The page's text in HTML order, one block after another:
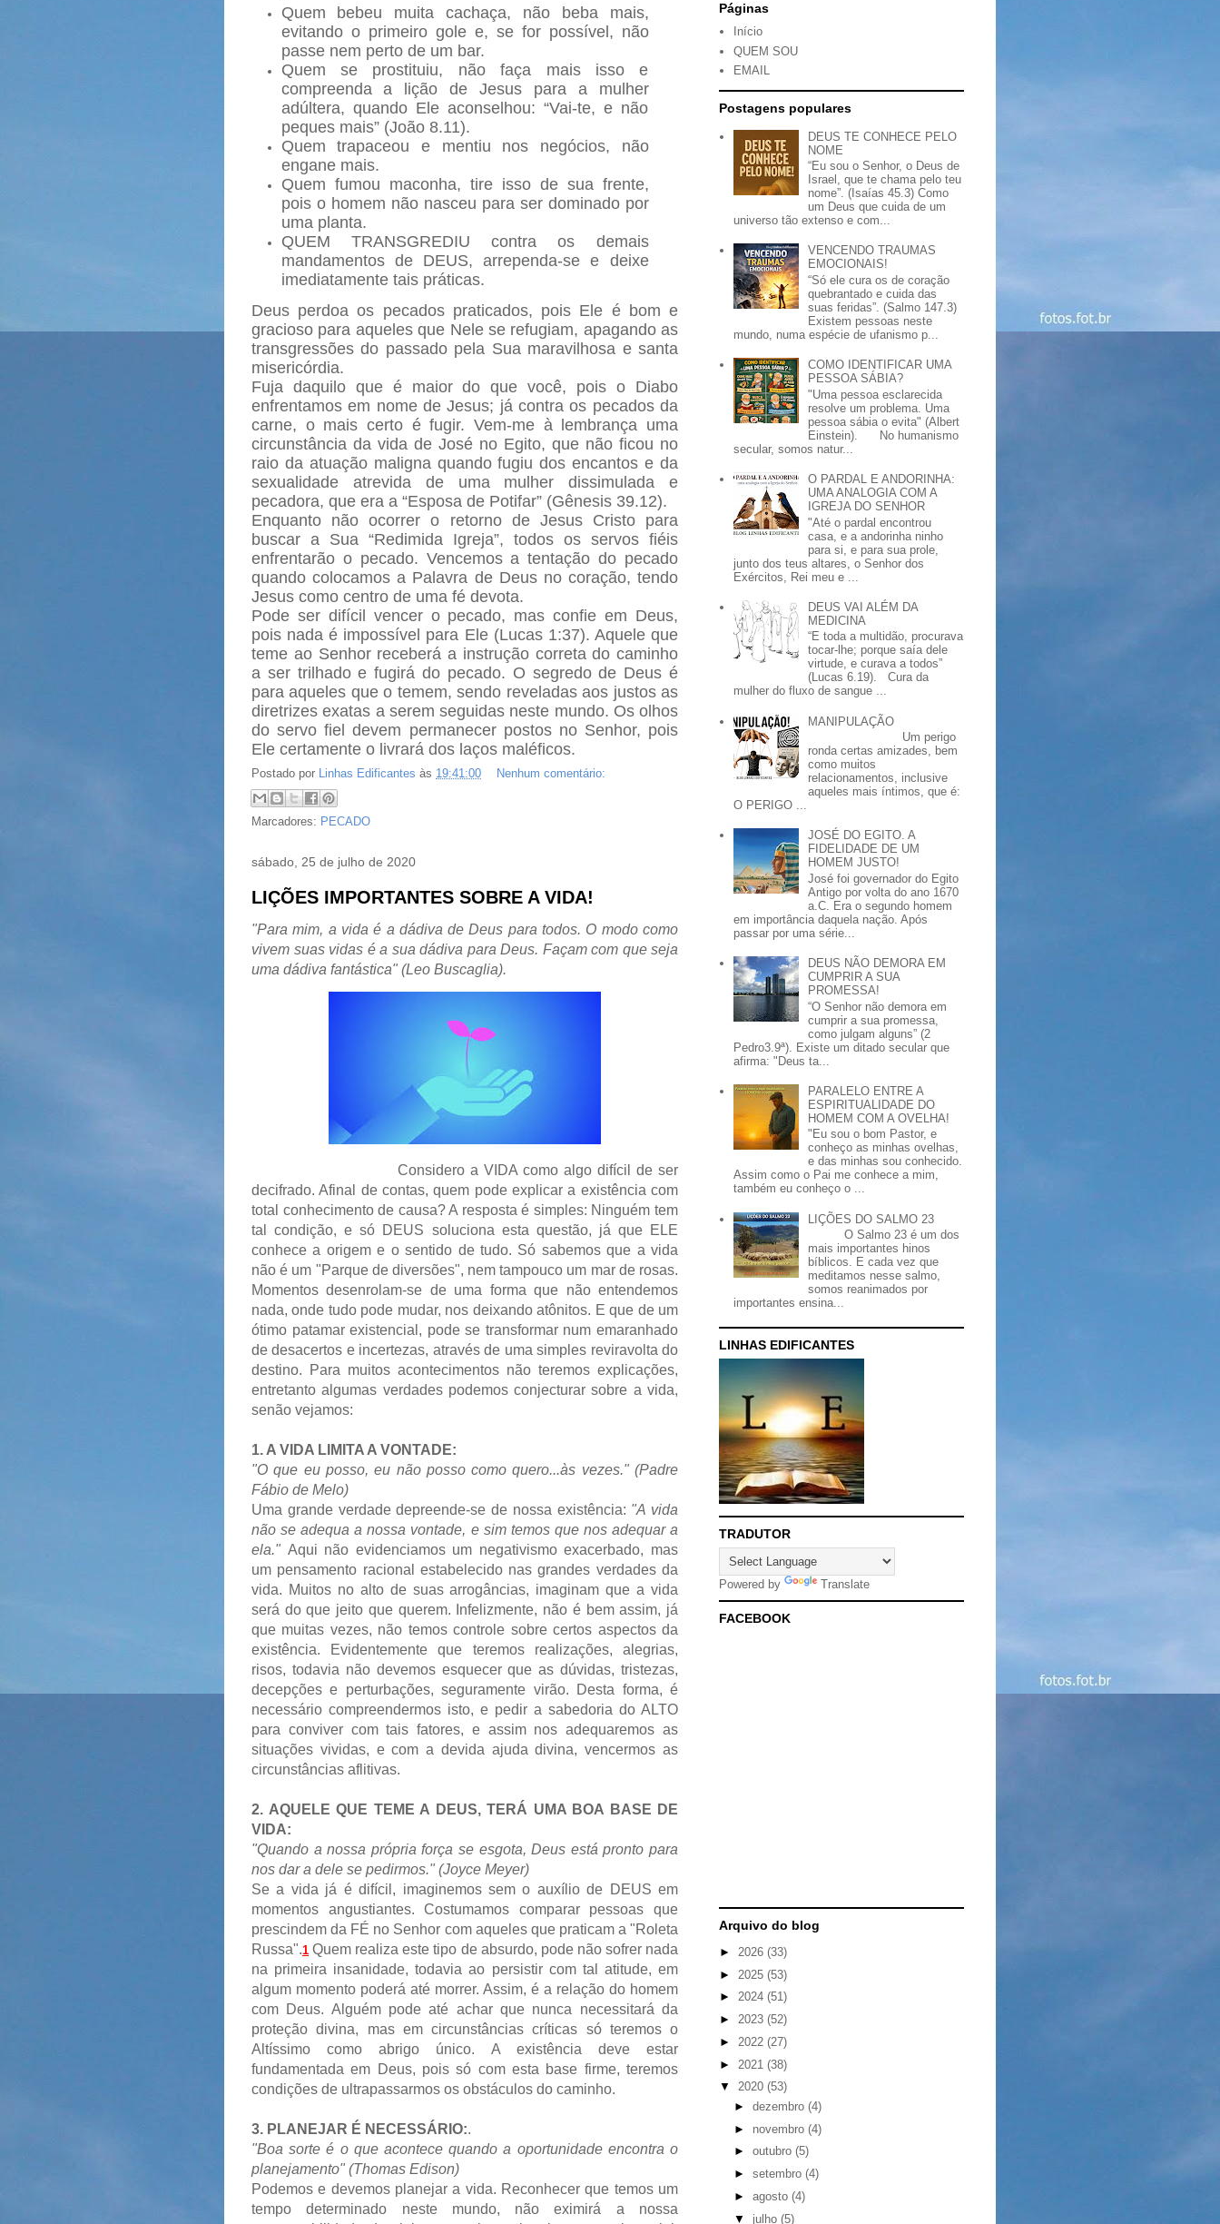
Quem bebeu muita cachaça, não beba mais,
evitando o primeiro gole e, se for possível, não
passe nem perto de um bar.
Quem se prostituiu, não faça mais isso e
compreenda a lição de Jesus para a mulher
adúltera, quando Ele aconselhou: “Vai-te, e não
peques mais” (João 8.11).
Quem trapaceou e mentiu nos negócios, não
engane mais.
Quem fumou maconha, tire isso de sua frente,
pois o homem não nasceu para ser dominado por
uma planta.
QUEM TRANSGREDIU contra os demais
mandamentos de DEUS, arrependa-se e deixe
imediatamente tais práticas.
Deus perdoa os pecados praticados, pois Ele é bom e
gracioso para aqueles que Nele se refugiam, apagando as
transgressões do passado pela Sua maravilhosa e santa
misericórdia.
Fuja daquilo que é maior do que você, pois o Diabo
enfrentamos em nome de Jesus; já contra os pecados da
carne, o mais certo é fugir. Vem-me à lembrança uma
circunstância da vida de José no Egito, que não ficou no
raio da atuação maligna quando fugiu dos encantos e da
sexualidade atrevida de uma mulher dissimulada e
pecadora, que era a “Esposa de Potifar” (Gênesis 39.12).
Enquanto não ocorrer o retorno de Jesus Cristo para
buscar a Sua “Redimida Igreja”, todos os servos fiéis
enfrentarão o pecado. Vencemos a tentação do pecado
quando colocamos a Palavra de Deus no coração, tendo
Jesus como centro de uma fé devota.
Pode ser difícil vencer o pecado, mas confie em Deus,
pois nada é impossível para Ele (Lucas 1:37). Aquele que
teme ao Senhor receberá a instrução correta do caminho
a ser trilhado e fugirá do pecado. O segredo de Deus é
para aqueles que o temem, sendo reveladas aos justos as
diretrizes exatas a serem seguidas neste mundo. Os olhos
do servo fiel devem permanecer postos no Senhor, pois
Ele certamente o livrará dos laços maléficos.
Postado por Linhas Edificantes às 19:41:00 Nenhum comentário:
Marcadores: PECADO
sábado, 25 de julho de 2020
LIÇÕES IMPORTANTES SOBRE A VIDA!
"Para mim, a vida é a dádiva de Deus para todos. O modo como
vivem suas vidas é a sua dádiva para Deus. Façam com que seja
uma dádiva fantástica" (Leo Buscaglia).
Considero a VIDA como algo difícil de ser
decifrado. Afinal de contas, quem pode explicar a existência com
total conhecimento de causa? A resposta é simples: Ninguém tem
tal condição, e só DEUS soluciona esta questão, já que ELE
conhece a origem e o sentido de tudo. Só sabemos que a vida
não é um "Parque de diversões", nem tampouco um mar de rosas.
Momentos desenrolam-se de uma forma que não entendemos
nada, onde tudo pode mudar, nos deixando atônitos. E que de um
ótimo patamar existencial, pode se transformar num emaranhado
de desacertos e incertezas, através de uma simples reviravolta do
destino. Para muitos acontecimentos não teremos explicações,
entretanto algumas verdades podemos conjecturar sobre a vida,
senão vejamos:
1. A VIDA LIMITA A VONTADE:
"O que eu posso, eu não posso como quero...às vezes." (Padre
Fábio de Melo)
Uma grande verdade depreende-se de nossa existência: "A vida
não se adequa a nossa vontade, e sim temos que nos adequar a
ela." Aqui não evidenciamos um negativismo exacerbado, mas
um pensamento racional estabelecido nas grandes verdades da
vida. Muitos no alto de suas arrogâncias, imaginam que a vida
será do que jeito que querem. Infelizmente, não é bem assim, já
que muitas vezes, não temos controle sobre certos aspectos da
existência. Evidentemente que teremos realizações, alegrias,
risos, todavia não devemos esquecer que as dúvidas, tristezas,
decepções e perturbações, seguramente virão. Desta forma, é
necessário compreendermos isto, e pedir a sabedoria do ALTO
para conviver com tais fatores, e assim nos adequaremos as
situações vividas, e com a devida ajuda divina, vencermos as
circunstâncias aflitivas.
2. AQUELE QUE TEME A DEUS, TERÁ UMA BOA BASE DE
VIDA:
"Quando a nossa própria força se esgota, Deus está pronto para
nos dar a dele se pedirmos." (Joyce Meyer)
Se a vida já é difícil, imaginemos sem o auxílio de DEUS em
momentos angustiantes. Costumamos comparar pessoas que
prescindem da FÉ no Senhor com aqueles que praticam a "Roleta
Russa".1 Quem realiza este tipo de absurdo, pode não sofrer nada
na primeira insanidade, todavia ao persistir com tal atitude, em
algum momento poderá até morrer. Assim, é a relação do homem
com Deus. Alguém pode até achar que nunca necessitará da
proteção divina, mas em circunstâncias críticas só teremos o
Altíssimo como abrigo único. A existência deve estar
fundamentada em Deus, pois só com esta base firme, teremos
condições de ultrapassarmos os obstáculos do caminho.
3. PLANEJAR É NECESSÁRIO:.
"Boa sorte é o que acontece quando a oportunidade encontra o
planejamento" (Thomas Edison)
Podemos e devemos planejar a vida. Reconhecer que temos um
tempo determinado neste mundo, não eximirá a nossa
Páginas
Início
QUEM SOU
EMAIL
Postagens populares
DEUS TE CONHECE PELO
NOME
“Eu sou o Senhor, o Deus de
Israel, que te chama pelo teu
nome”. (Isaías 45.3) Como
um Deus que cuida de um
universo tão extenso e com...
VENCENDO TRAUMAS
EMOCIONAIS!
“Só ele cura os de coração
quebrantado e cuida das
suas feridas”. (Salmo 147.3)
Existem pessoas neste
mundo, numa espécie de ufanismo p...
COMO IDENTIFICAR UMA
PESSOA SÁBIA?
"Uma pessoa esclarecida
resolve um problema. Uma
pessoa sábia o evita" (Albert
Einstein). No humanismo
secular, somos natur...
O PARDAL E ANDORINHA:
UMA ANALOGIA COM A
IGREJA DO SENHOR
"Até o pardal encontrou
casa, e a andorinha ninho
para si, e para sua prole,
junto dos teus altares, o Senhor dos
Exércitos, Rei meu e ...
DEUS VAI ALÉM DA
MEDICINA
“E toda a multidão, procurava
tocar-lhe; porque saía dele
virtude, e curava a todos”
(Lucas 6.19). Cura da
mulher do fluxo de sangue ...
MANIPULAÇÃO
Um perigo
ronda certas amizades, bem
como muitos
relacionamentos, inclusive
aqueles mais íntimos, que é:
O PERIGO ...
JOSÉ DO EGITO. A
FIDELIDADE DE UM
HOMEM JUSTO!
José foi governador do Egito
Antigo por volta do ano 1670
a.C. Era o segundo homem
em importância daquela nação. Após
passar por uma série...
DEUS NÃO DEMORA EM
CUMPRIR A SUA
PROMESSA!
“O Senhor não demora em
cumprir a sua promessa,
como julgam alguns” (2
Pedro3.9ª). Existe um ditado secular que
afirma: "Deus ta...
PARALELO ENTRE A
ESPIRITUALIDADE DO
HOMEM COM A OVELHA!
"Eu sou o bom Pastor, e
conheço as minhas ovelhas,
e das minhas sou conhecido.
Assim como o Pai me conhece a mim,
também eu conheço o ...
LIÇÕES DO SALMO 23
O Salmo 23 é um dos
mais importantes hinos
bíblicos. E cada vez que
meditamos nesse salmo,
somos reanimados por
importantes ensina...
LINHAS EDIFICANTES
TRADUTOR
Powered by Translate
FACEBOOK
Arquivo do blog
► 2026 (33)
► 2025 (53)
► 2024 (51)
► 2023 (52)
► 2022 (27)
► 2021 (38)
▼ 2020 (53)
► dezembro (4)
► novembro (4)
► outubro (5)
► setembro (4)
► agosto (4)
▼ julho (5)